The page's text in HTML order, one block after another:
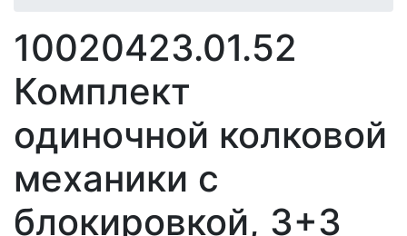
10020423.01.52
Комплект
одиночной колковой
механики с
блокировкой, 3+3